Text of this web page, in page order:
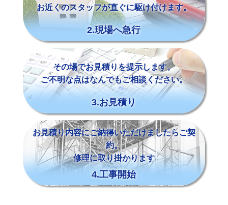
お近くのスタッフが直ぐに駆け付けます。
2.現場へ急行
その場でお見積りを提示します。
ご不明な点はなんでもご相談ください。
3.お見積り
お見積り内容にご納得いただけましたらご契
約。
修理に取り掛かります
4.工事開始